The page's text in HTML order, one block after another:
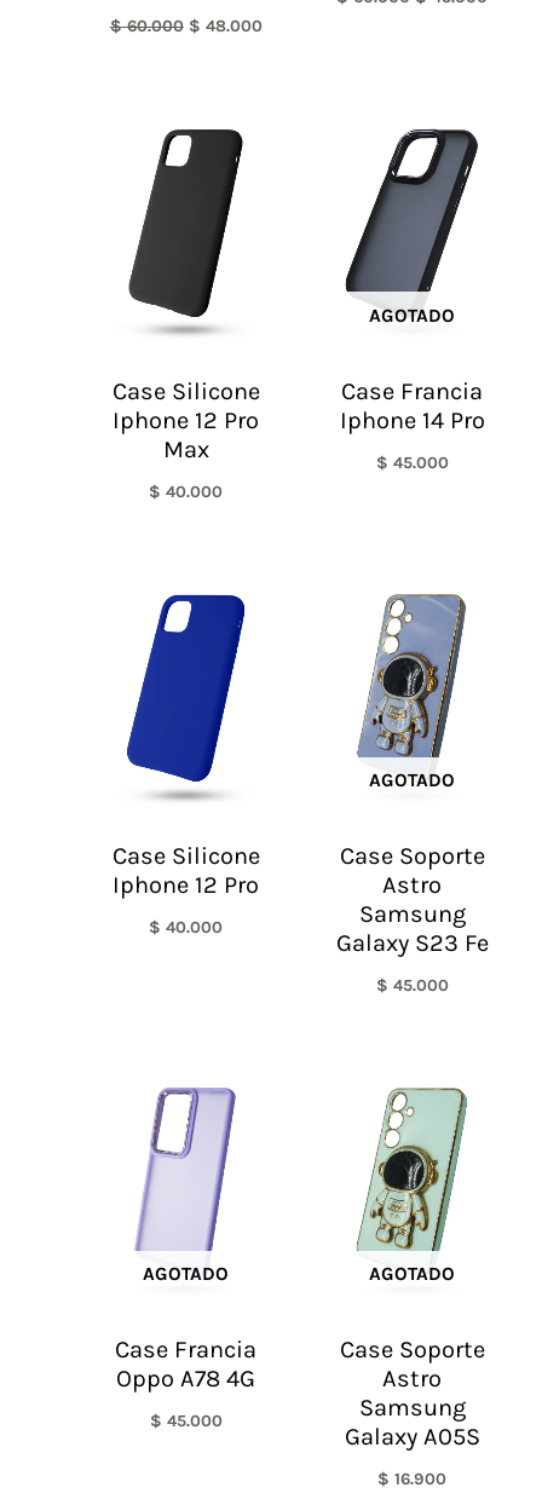
$60.000 $ 48.000
Case Silicone
Iphone 12 Pro
Max
$ 40.000
AGOTADO
Case Francia
Iphone 14 Pro
$ 45.000
Case Silicone
Iphone 12 Pro
$ 40.000
AGOTADO
Case Soporte
Astro
Samsung
Galaxy S23 Fe
$ 45.000
AGOTADO
Case Francia
Oppo A78 4G
$ 45.000
AGOTADO
Case Soporte
Astro
Samsung
Galaxy A05S
$ 16.900